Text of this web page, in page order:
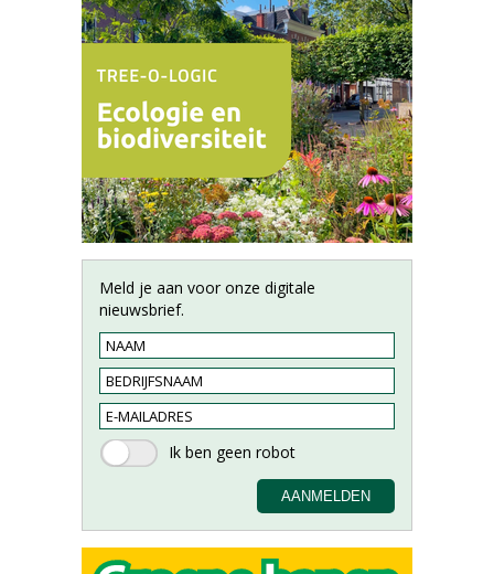
Meld je aan voor onze digitale
nieuwsbrief.